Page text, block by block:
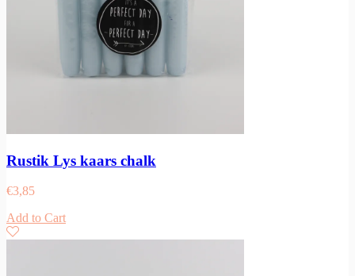
Rustik Lys kaars chalk
€3,85
Add to Cart